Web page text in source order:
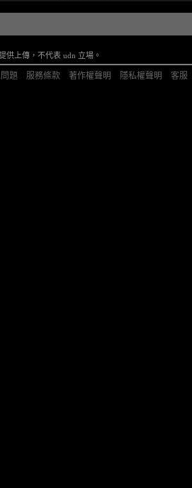
供上傳，不代表 udn 立場。
題 服務條款 著作權聲明 隱私權聲明 客服